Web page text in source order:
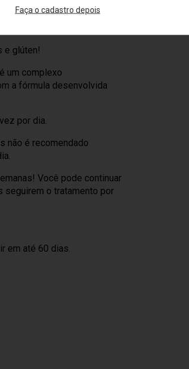
e glúten!
um complexo
a fórmula desenvolvida
por dia.
não é recomendado
Você pode continuar
seguirem o tratamento por
em até 60 dias.
Faça o cadastro depois